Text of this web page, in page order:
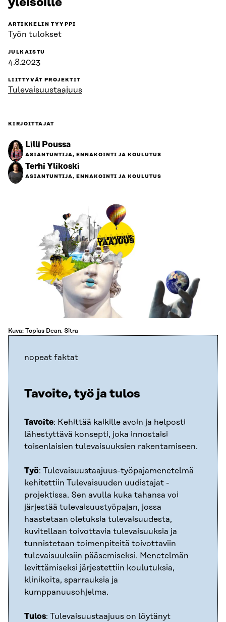
ARTIKKELIN TYYPPI
Työn tulokset
JULKAISTU
4.8.2023
LIITTYVÄT PROJEKTIT
Tulevaisuustaajuus
KIRJOITTAJAT
Lilli Poussa
ASIANTUNTIJA, ENNAKOINTI JA KOULUTUS
Terhi Ylikoski
ASIANTUNTIJA, ENNAKOINTI JA KOULUTUS
Kuva: Topias Dean, Sitra
nopeat faktat
Tavoite, työ ja tulos
Tavoite: Kehittää kaikille avoin ja helposti
lähestyttävä konsepti, joka innostaisi
toisenlaisien tulevaisuuksien rakentamiseen.
Työ: Tulevaisuustaajuus-työpajamenetelmä
kehitettiin Tulevaisuuden uudistajat -
projektissa. Sen avulla kuka tahansa voi
järjestää tulevaisuustyöpajan, jossa
haastetaan oletuksia tulevaisuudesta,
kuvitellaan toivottavia tulevaisuuksia ja
tunnistetaan toimenpiteitä toivottaviin
tulevaisuuksiin pääsemiseksi. Menetelmän
levittämiseksi järjestettiin koulutuksia,
klinikoita, sparrauksia ja
kumppanuusohjelma.
Tulos: Tulevaisuustaajuus on löytänyt